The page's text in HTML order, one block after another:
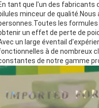
tant que l'un des fabricants
minceur de
les
un effet de perte de
un large éventail
à de nombreux
de notre gamme